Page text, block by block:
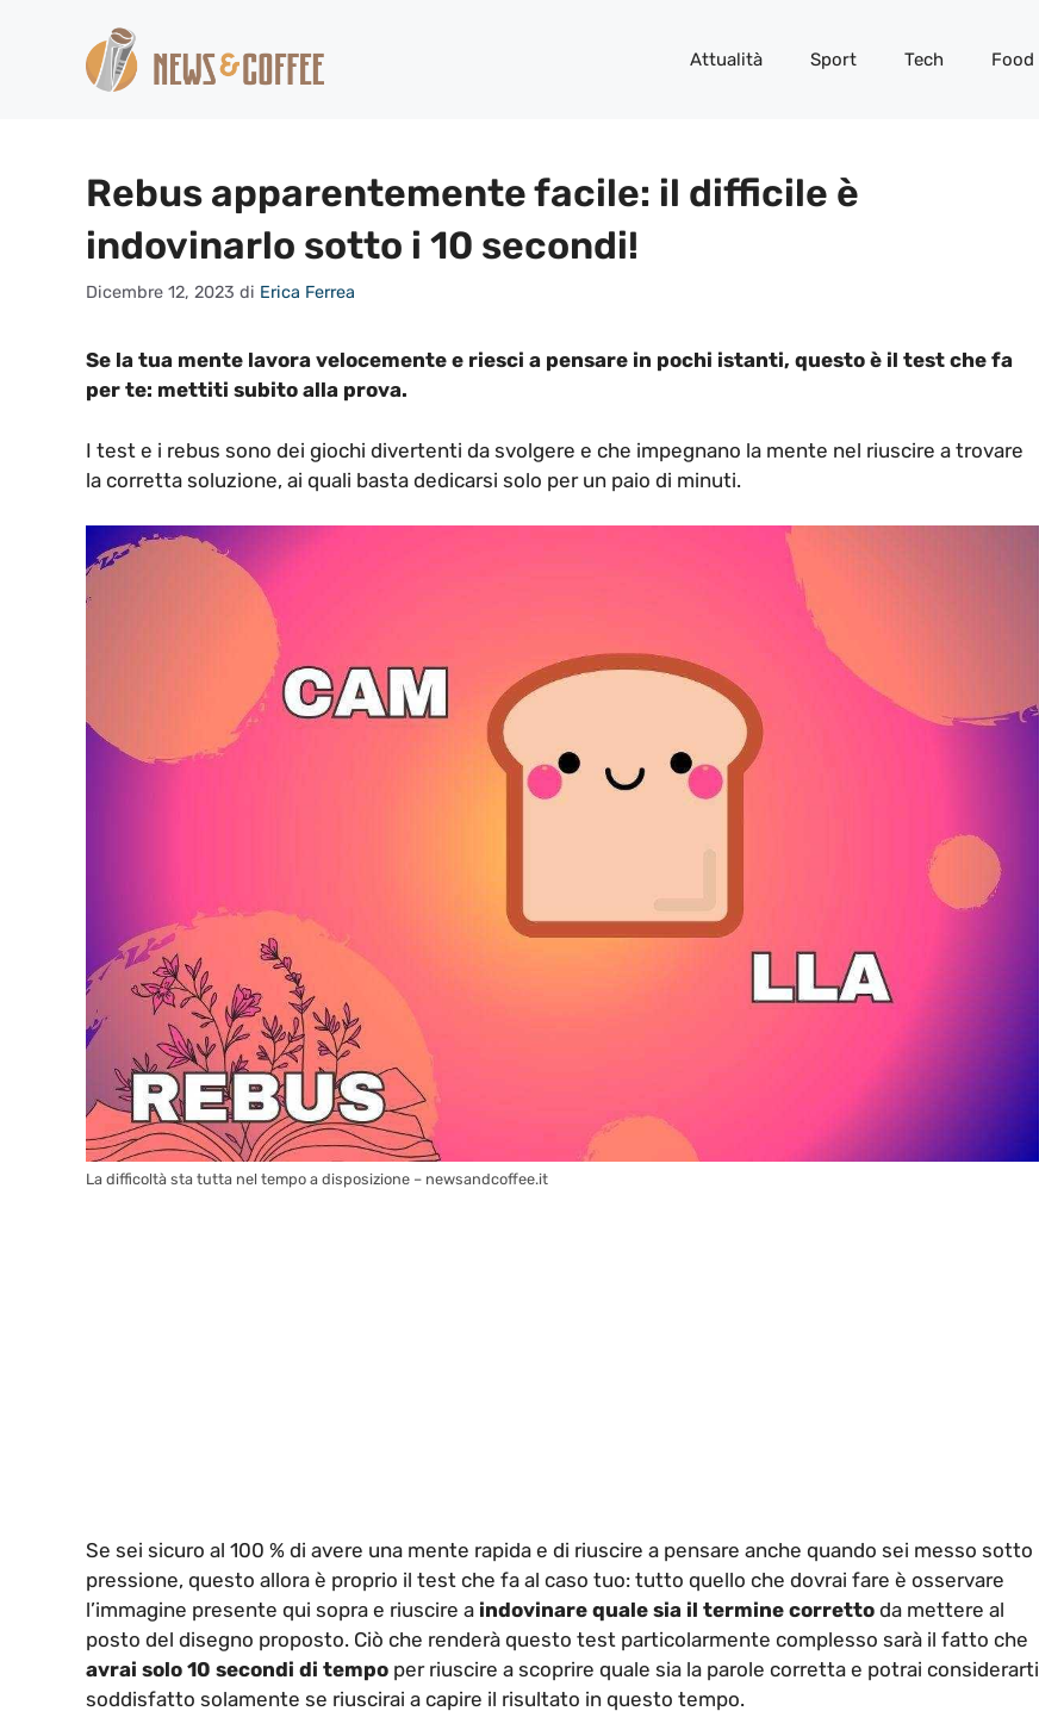
contenuto
Attualità Sport Tech Food
Rebus apparentemente facile: il difficile è
indovinarlo sotto i 10 secondi!
Dicembre 12, 2023 di Erica Ferrea
Se la tua mente lavora velocemente e riesci a pensare in pochi istanti, questo è il test che fa
per te: mettiti subito alla prova.
I test e i rebus sono dei giochi divertenti da svolgere e che impegnano la mente nel riuscire a trovare
la corretta soluzione, ai quali basta dedicarsi solo per un paio di minuti.
La difficoltà sta tutta nel tempo a disposizione – newsandcoffee.it
Se sei sicuro al 100 % di avere una mente rapida e di riuscire a pensare anche quando sei messo sotto
pressione, questo allora è proprio il test che fa al caso tuo: tutto quello che dovrai fare è osservare
l’immagine presente qui sopra e riuscire a indovinare quale sia il termine corretto da mettere al
posto del disegno proposto. Ciò che renderà questo test particolarmente complesso sarà il fatto che
avrai solo 10 secondi di tempo per riuscire a scoprire quale sia la parole corretta e potrai considerarti
soddisfatto solamente se riuscirai a capire il risultato in questo tempo.